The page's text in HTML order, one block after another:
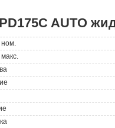
AUTO